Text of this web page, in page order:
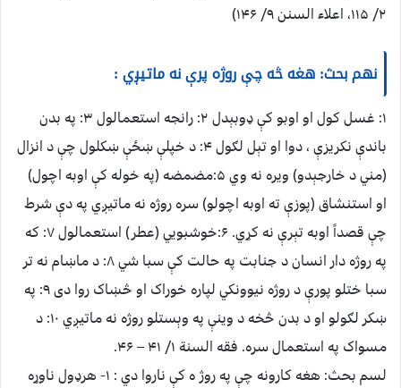
۲/ ۱۱۵، اعلاء السنن ۹/ ۱۴۶)
نهم بحث: هغه څه چې روژه پرې نه ماتیږي :
۱: غسل کول او اوبو کې ډوبېدل ۲: رانجه استعمالول ۳: په بدن
باندې نکریزې ، دوا او تېل لګول ۴: د خپلې ښځې ښکلول چې د انزال
(مني د خارجېدو) ویره نه وي ۵:مضمضه (په خوله کې اوبه اچول)
او استنشاق (پوزې ته اوبه اچولو) سره روژه نه ماتیږي په دې شرط
چې قصداً اوبه تېرې نه کړي. ۶:خوشبويي (عطر) استعمالول ۷: که
په روژه دار انسان د جنابت په حالت کې سبا شي ۸: د ماښام نه تر
سبا ختلو پورې د روژه نیوونکي لپاره خوراک او څښاک روا دی ۹: په
ښکر لګولو او د بدن څخه د وینې په وېستلو روژه نه ماتیږي ۱۰: د
مسواک په استعمال سره. فقه السنة ۱/ ۴۱ – ۴۶.
لسم بحث: هغه کارونه چې په روژ ه کې ناروا دي : ۱- هرډول ناوړه